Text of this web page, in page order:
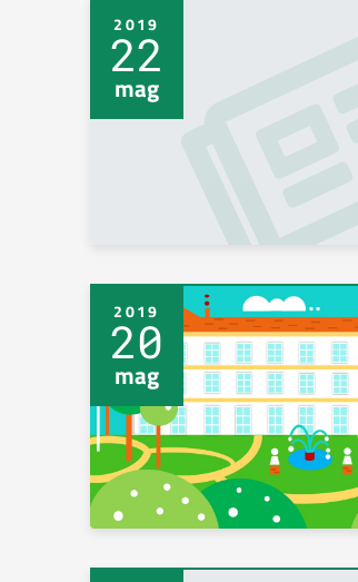
2019
22
mag
2019
20
mag